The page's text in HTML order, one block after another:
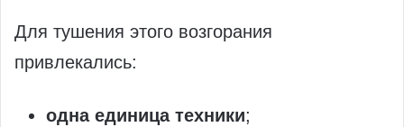
Для тушения этого возгорания
привлекались:
одна единица техники;